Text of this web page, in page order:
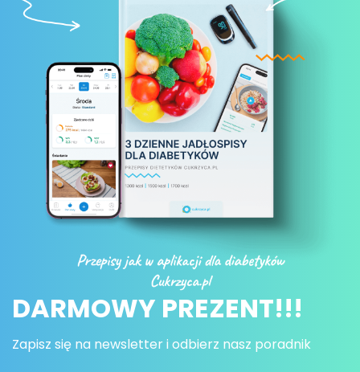
DARMOWY PREZENT!!!
Zapisz się na newsletter i odbierz nasz poradnik